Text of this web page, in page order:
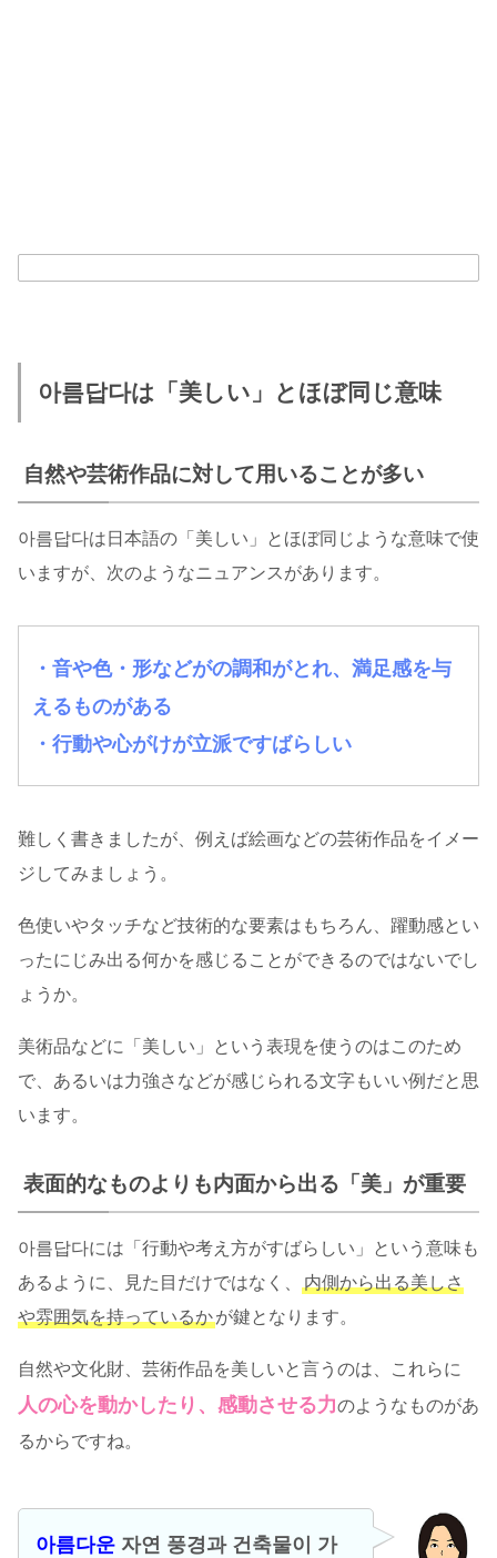
아름답다は「美しい」とほぼ同じ意味
自然や芸術作品に対して用いることが多い
아름답다は日本語の「美しい」とほぼ同じような意味で使
いますが、次のようなニュアンスがあります。
・音や色・形などがの調和がとれ、満足感を与
えるものがある
・行動や心がけが立派ですばらしい
難しく書きましたが、例えば絵画などの芸術作品をイメー
ジしてみましょう。
色使いやタッチなど技術的な要素はもちろん、躍動感とい
ったにじみ出る何かを感じることができるのではないでし
ょうか。
美術品などに「美しい」という表現を使うのはこのため
で、あるいは力強さなどが感じられる文字もいい例だと思
います。
表面的なものよりも内面から出る「美」が重要
아름답다には「行動や考え方がすばらしい」という意味も
あるように、見た目だけではなく、
内側から出る美しさ
や雰囲気を持っているかが鍵となります。
自然や文化財、芸術作品を美しいと言うのは、これらに
人の心を動かしたり、感動させる力のようなものがあ
るからですね。
아름다운자연 풍경과 건축물이 가